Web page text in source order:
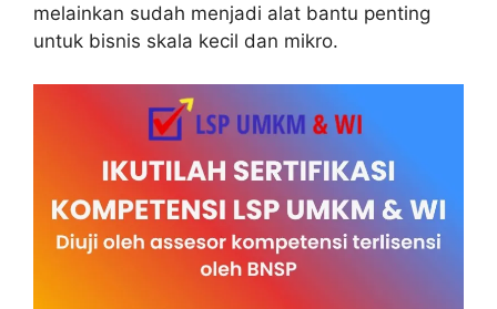
melainkan sudah menjadi alat bantu penting
untuk bisnis skala kecil dan mikro.